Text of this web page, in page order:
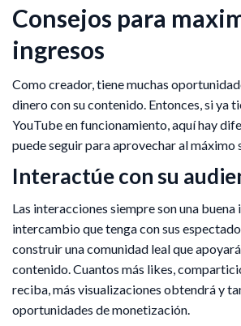
Consejos para
ingresos
Como creador, tiene muchas
dinero con su contenido. Entonces, si ya
YouTube en funcionamiento, aquí hay
puede seguir para aprovechar al máximo
Interactúe con su
Las interacciones siempre son una buena
intercambio que tenga con sus
construir una comunidad leal que
contenido. Cuantos más likes,
reciba, más visualizaciones obtendrá y
oportunidades de monetización.